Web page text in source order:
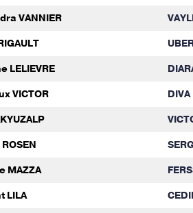
VANNIER
LELIEVRE
VICTOR DIVA
MAZZA
LILA